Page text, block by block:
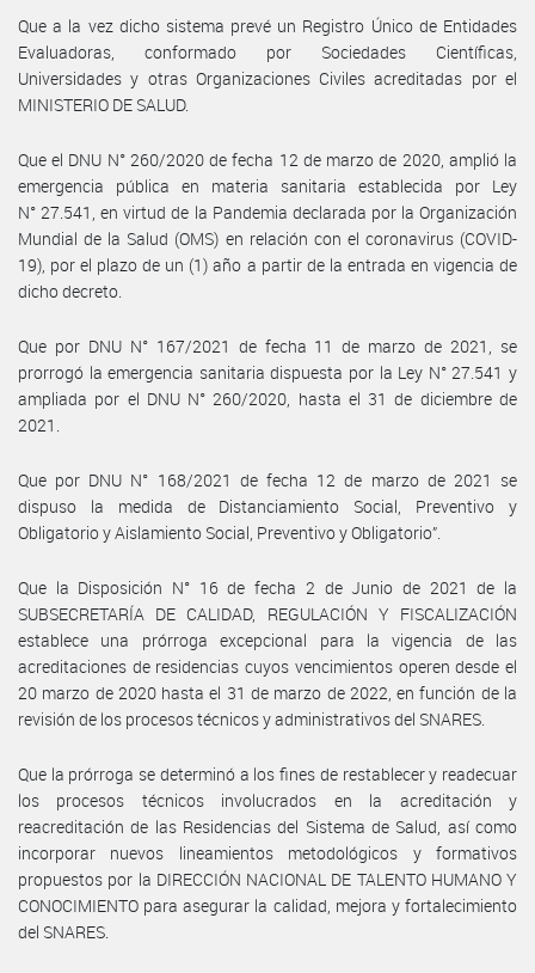
Que a la vez dicho sistema prevé un Registro Único de Entidades
Evaluadoras, conformado por Sociedades Científicas,
Universidades y otras Organizaciones Civiles acreditadas por el
MINISTERIO DE SALUD.
Que el DNU N° 260/2020 de fecha 12 de marzo de 2020, amplió la
emergencia pública en materia sanitaria establecida por Ley
N° 27.541, en virtud de la Pandemia declarada por la Organización
Mundial de la Salud (OMS) en relación con el coronavirus (COVID-
19), por el plazo de un (1) año a partir de la entrada en vigencia de
dicho decreto.
Que por DNU N° 167/2021 de fecha 11 de marzo de 2021, se
prorrogó la emergencia sanitaria dispuesta por la Ley N° 27.541 y
ampliada por el DNU N° 260/2020, hasta el 31 de diciembre de
2021.
Que por DNU N° 168/2021 de fecha 12 de marzo de 2021 se
dispuso la medida de Distanciamiento Social, Preventivo y
Obligatorio y Aislamiento Social, Preventivo y Obligatorio”.
Que la Disposición N° 16 de fecha 2 de Junio de 2021 de la
SUBSECRETARÍA DE CALIDAD, REGULACIÓN Y FISCALIZACIÓN
establece una prórroga excepcional para la vigencia de las
acreditaciones de residencias cuyos vencimientos operen desde el
20 marzo de 2020 hasta el 31 de marzo de 2022, en función de la
revisión de los procesos técnicos y administrativos del SNARES.
Que la prórroga se determinó a los fines de restablecer y readecuar
los procesos técnicos involucrados en la acreditación y
reacreditación de las Residencias del Sistema de Salud, así como
incorporar nuevos lineamientos metodológicos y formativos
propuestos por la DIRECCIÓN NACIONAL DE TALENTO HUMANO Y
CONOCIMIENTO para asegurar la calidad, mejora y fortalecimiento
del SNARES.